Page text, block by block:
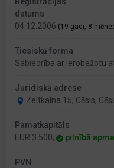
datums
04.12.2006 (19 gadi, 8
Tiesiskā forma
Sabiedrība ar ierobežotu
Juridiskā adrese
Zeltkalna 15, Cēsis,
Pamatkapitāls
EUR 3 500,
pilnībā
PVN